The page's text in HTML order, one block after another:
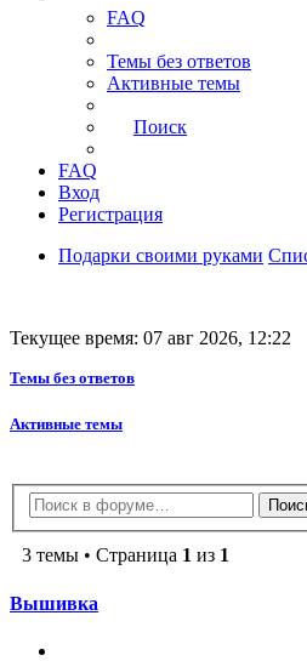
FAQ
Темы без ответов
Активные темы
Поиск
FAQ
Вход
Регистрация
Подарки своими руками
Текущее время: 07 авг 2026, 12:22
Темы без ответов
Активные темы
3 темы • Страница 1 из 1
Вышивка